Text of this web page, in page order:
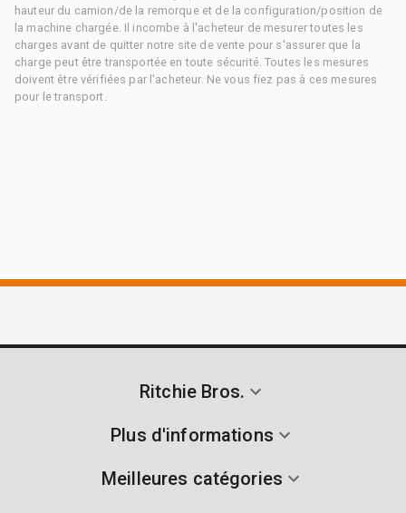
hauteur du camion/de la remorque et de la configuration/position de
la machine chargée. Il incombe à l'acheteur de mesurer toutes les
charges avant de quitter notre site de vente pour s'assurer que la
charge peut être transportée en toute sécurité. Toutes les mesures
doivent être vérifiées par l'acheteur. Ne vous fiez pas à ces mesures
pour le transport.
Ritchie Bros.
Plus d'informations
Meilleures catégories